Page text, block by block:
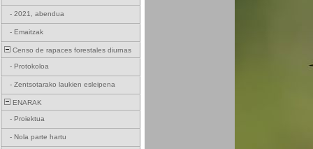
- 2021, abendua
- Emaitzak
Censo de rapaces forestales diurnas
- Protokoloa
- Zentsotarako laukien esleipena
ENARAK
- Proiektua
- Nola parte hartu